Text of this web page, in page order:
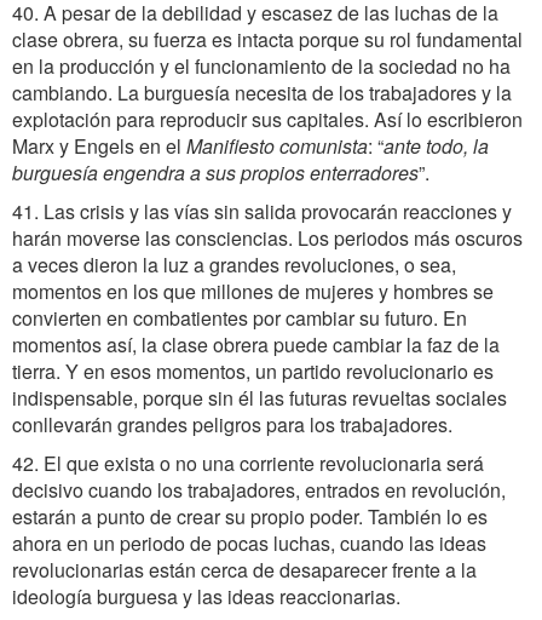
40. A pesar de la debilidad y escasez de las luchas de la
clase obrera, su fuerza es intacta porque su rol fundamental
en la producción y el funcionamiento de la sociedad no ha
cambiando. La burguesía necesita de los trabajadores y la
explotación para reproducir sus capitales. Así lo escribieron
Marx y Engels en el Manifiesto comunista: “ante todo, la
burguesía engendra a sus propios enterradores”.
41. Las crisis y las vías sin salida provocarán reacciones y
harán moverse las consciencias. Los periodos más oscuros
a veces dieron la luz a grandes revoluciones, o sea,
momentos en los que millones de mujeres y hombres se
convierten en combatientes por cambiar su futuro. En
momentos así, la clase obrera puede cambiar la faz de la
tierra. Y en esos momentos, un partido revolucionario es
indispensable, porque sin él las futuras revueltas sociales
conllevarán grandes peligros para los trabajadores.
42. El que exista o no una corriente revolucionaria será
decisivo cuando los trabajadores, entrados en revolución,
estarán a punto de crear su propio poder. También lo es
ahora en un periodo de pocas luchas, cuando las ideas
revolucionarias están cerca de desaparecer frente a la
ideología burguesa y las ideas reaccionarias.